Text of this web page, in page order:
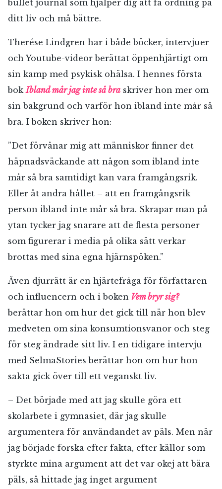
bullet journal som hjälper dig att få ordning på
ditt liv och må bättre.
Therése Lindgren har i både böcker, intervjuer
och Youtube-videor berättat öppenhjärtigt om
sin kamp med psykisk ohälsa. I hennes första
bokIbland mår jag inte så bra skriver hon mer om
sin bakgrund och varför hon ibland inte mår så
bra. I boken skriver hon:
”Det förvånar mig att människor finner det
häpnadsväckande att någon som ibland inte
mår så bra samtidigt kan vara framgångsrik.
Eller åt andra hållet – att en framgångsrik
person ibland inte mår så bra. Skrapar man på
ytan tycker jag snarare att de flesta personer
som figurerar i media på olika sätt verkar
brottas med sina egna hjärnspöken.”
Även djurrätt är en hjärtefråga för författaren
och influencern och i boken Vem bryr sig?
berättar hon om hur det gick till när hon blev
medveten om sina konsumtionsvanor och steg
för steg ändrade sitt liv. I en tidigare intervju
med SelmaStories berättar hon om hur hon
sakta gick över till ett veganskt liv.
– Det började med att jag skulle göra ett
skolarbete i gymnasiet, där jag skulle
argumentera för användandet av päls. Men när
jag började forska efter fakta, efter källor som
styrkte mina argument att det var okej att bära
päls, så hittade jag inget argument